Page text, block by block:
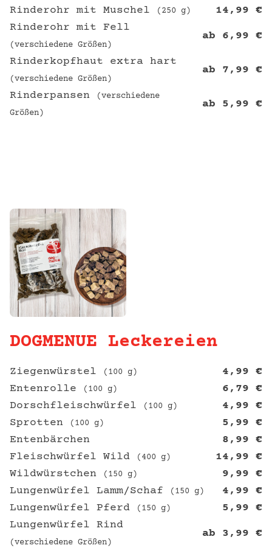
Rinderohr mit Muschel
(250 g) 14,99 €
Rinderohr mit Fell
(verschiedene Größen)
ab 6,99 €
Rinderkopfhaut extra hart
(verschiedene Größen)
ab 7,99 €
Rinderpansen
(verschiedene
Größen)
ab 5,99 €
DOGMENUE Leckereien
Ziegenwürstel (100 g) 4,99 €
Entenrolle
(100 g) 6,79 €
Dorschfleischwürfel
(100 g) 4,99 €
Sprotten
(100 g) 5,99 €
Entenbärchen
8,99 €
Fleischwürfel Wild
(400 g) 14,99 €
Wildwürstchen
(150 g) 9,99 €
Lungenwürfel Lamm/Schaf
(150 g) 4,99 €
Lungenwürfel Pferd
(150 g) 5,99 €
Lungenwürfel Rind
(verschiedene Größen)
ab 3,99 €